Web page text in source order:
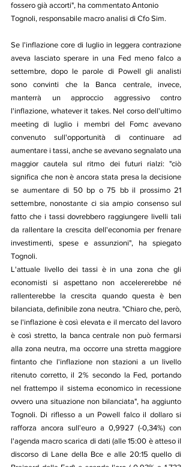
fossero già accorti", ha commentato Antonio
Tognoli, responsabile macro analisi di Cfo Sim.
Se l'inflazione core di luglio in leggera contrazione
aveva lasciato sperare in una Fed meno falco a
settembre, dopo le parole di Powell gli analisti
sono convinti che la Banca centrale, invece,
manterrà un approccio aggressivo contro
l'inflazione, whatever it takes. Nel corso dell'ultimo
meeting di luglio i membri del Fomc avevano
convenuto sull'opportunità di continuare ad
aumentare i tassi, anche se avevano segnalato una
maggior cautela sul ritmo dei futuri rialzi: "ciò
significa che non è ancora stata presa la decisione
se aumentare di 50 bp o 75 bb il prossimo 21
settembre, nonostante ci sia ampio consenso sul
fatto che i tassi dovrebbero raggiungere livelli tali
da rallentare la crescita dell'economia per frenare
investimenti, spese e assunzioni", ha spiegato
Tognoli.
L'attuale livello dei tassi è in una zona che gli
economisti si aspettano non accelererebbe né
rallenterebbe la crescita quando questa è ben
bilanciata, definibile zona neutra. "Chiaro che, però,
se l'inflazione è così elevata e il mercato del lavoro
è così stretto, la banca centrale non può fermarsi
alla zona neutra, ma occorre una stretta maggiore
fintanto che l'inflazione non stazioni a un livello
ritenuto corretto, il 2% secondo la Fed, portando
nel frattempo il sistema economico in recessione
ovvero una situazione non bilanciata", ha aggiunto
Tognoli. Di riflesso a un Powell falco il dollaro si
rafforza ancora sull'euro a 0,9927 (-0,34%) con
l'agenda macro scarica di dati (alle 15:00 è atteso il
discorso di Lane della Bce e alle 20:15 quello di